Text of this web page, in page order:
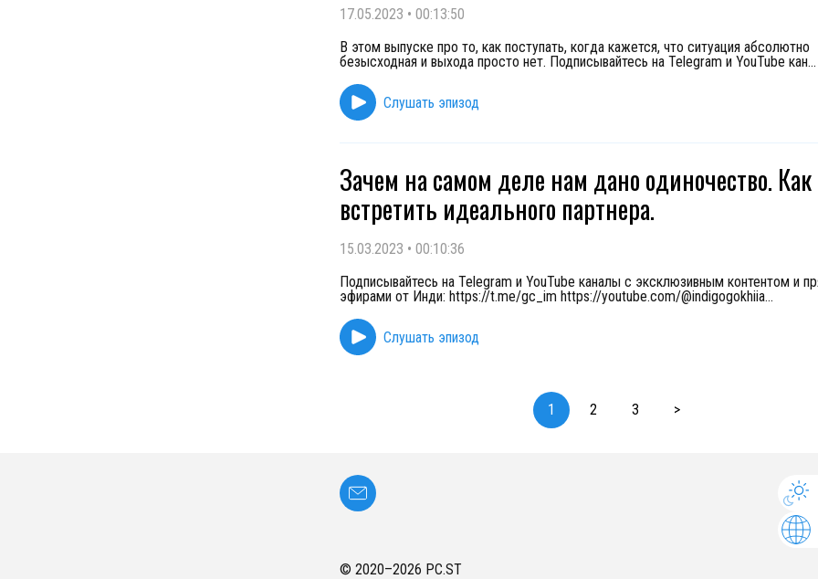
17.05.2023 • 00:13:50
В этом выпуске про то, как поступать, когда кажется, что ситуация абсолютно
безысходная и выхода просто нет. Подписывайтесь на Telegram и YouTube кан...
Слушать эпизод
Зачем на самом деле нам дано одиночество. Как
встретить идеального партнера.
15.03.2023 • 00:10:36
Подписывайтесь на Telegram и YouTube каналы с эксклюзивным контентом и
эфирами от Инди: https://t.me/gc_im https://youtube.com/@indigogokhiia...
Слушать эпизод
1 2 3 >
© 2020–2026 PC.ST